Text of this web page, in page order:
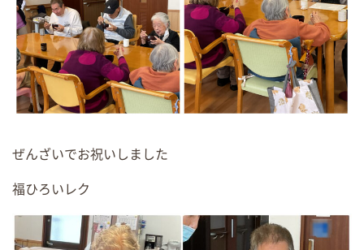
ぜんざいでお祝いしました
福ひろいレク